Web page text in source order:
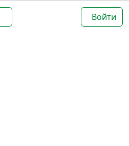
Войти